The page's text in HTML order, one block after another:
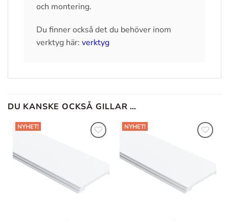
och montering.
Du finner också det du behöver inom
verktyg här: verktyg
DU KANSKE OCKSÅ GILLAR …
NYHET! NYHET!